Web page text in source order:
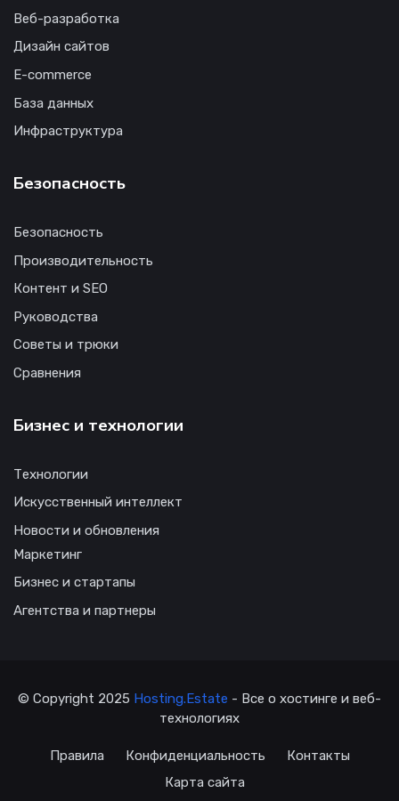
Веб-разработка
Дизайн сайтов
E-commerce
База данных
Инфраструктура
Безопасность
Безопасность
Производительность
Контент и SEO
Руководства
Советы и трюки
Сравнения
Бизнес и технологии
Технологии
Искусственный интеллект
Новости и обновления
Маркетинг
Бизнес и стартапы
Агентства и партнеры
© Copyright 2025 Hosting.Estate - Все о хостинге и веб-
технологиях
Правила Конфиденциальность
Контакты
Карта сайта